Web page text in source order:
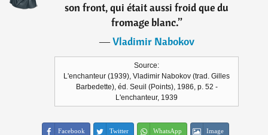
son front, qui était aussi froid que du
fromage blanc.”
―Vladimir Nabokov
Source:
L'enchanteur (1939), Vladimir Nabokov (trad. Gilles
Barbedette), éd. Seuil (Points), 1986, p. 52 -
L'enchanteur, 1939
Facebook Twitter WhatsApp Image